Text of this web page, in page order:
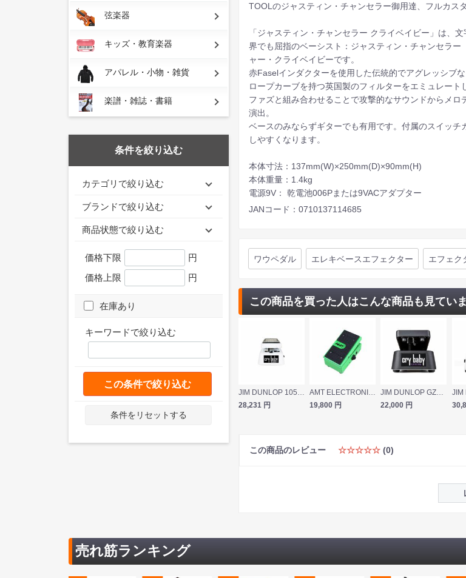
弦楽器
キッズ・教育楽器
アパレル・小物・雑貨
楽譜・雑誌・書籍
条件を絞り込む
カテゴリで絞り込む
ブランドで絞り込む
商品状態で絞り込む
価格下限
円
価格上限
円
在庫あり
キーワードで絞り込む
この条件で絞り込む
条件をリセットする
TOOLのジャスティン・チャンセラー御用達、フルカス
「ジャスティン・チャンセラー クライベイビー」は、
界でも屈指のベーシスト：ジャスティン・チャンセラ
ャー・クライベイビーです。
赤Faselインダクターを使用した伝統的でアグレッシブ
ロープカーブを持つ英国製のフィルターをエミュレー
ファズと組み合わせることで攻撃的なサウンドからメ
演出。
ベースのみならずギターでも有用です。付属のスイッ
しやすくなります。
本体寸法：137mm(W)×250mm(D)×90mm(H)
本体重量：1.4kg
電源9V： 乾電池006Pまたは9VACアダプター
JANコード：0710137114685
ワウペダル エレキベースエフェクター エフェク
この商品を買った人はこんな商品も見てい
JIM DUNLOP 105Q Cry Baby Bass Wah ベース用ワウペダル
28,231 円
AMT ELECTRONICS WH-1B Japanese girl ベース用ワウペダル
19,800 円
JIM DUNLOP GZR95 BUTLER CRY BABY WAH ワウペダル エフェクター
22,000 円
この商品のレビュー ☆☆☆☆☆ (0)
売れ筋ランキング